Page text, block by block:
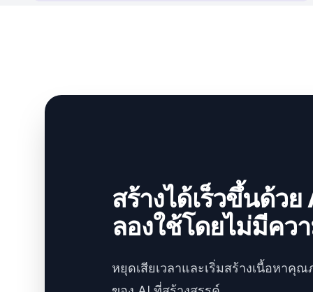
สร้างได้เร็วขึ้นด้วย
ลองใช้โดยไม่มีคว
หยุดเสียเวลาและเริ่มสร้างเนื้อหาคุ